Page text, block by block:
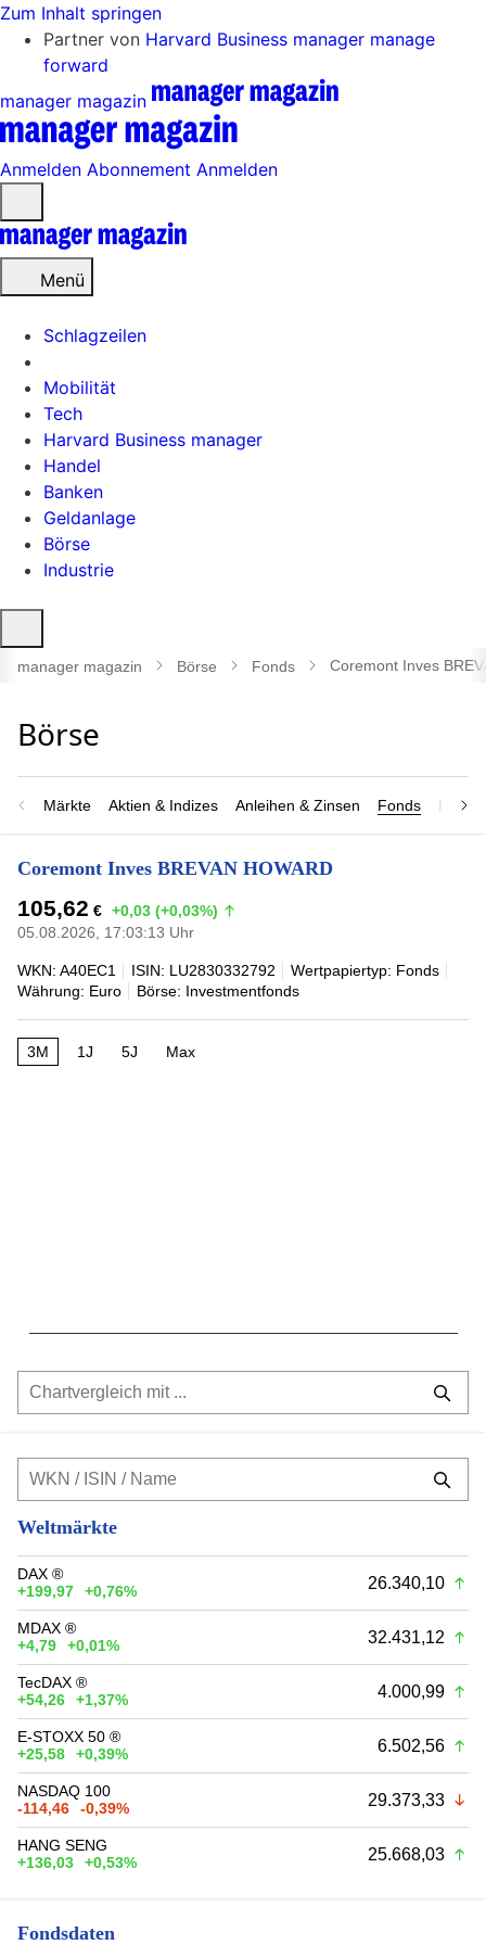
Zum Inhalt springen
Partner von Harvard Business manager manage
forward
manager magazin
Anmelden Abonnement Anmelden
öffnen
Menü
Schlagzeilen
Mobilität
Tech
Harvard Business manager
Handel
Banken
Geldanlage
Börse
Industrie
öffnen
manager magazin Börse Fonds Coremont Inves
Märkte Aktien & Indizes Anleihen & Zinsen Fonds
Coremont Inves BREVAN HOWARD
105,62 € +0,03 (+0,03%)
05.08.2026, 17:03:13 Uhr
WKN: A40EC1 ISIN: LU2830332792
Wertpapiertyp: Fonds
Währung: Euro
Börse: Investmentfonds
3M 1J 5J Max
Weltmärkte
DAX ®
+199,97
+0,76% 26.340,10
MDAX ®
+4,79
+0,01% 32.431,12
TecDAX ®
+54,26
+1,37% 4.000,99
E-STOXX 50 ®
+25,58
+0,39% 6.502,56
NASDAQ 100
-114,46
-0,39% 29.373,33
HANG SENG
+136,03
+0,53% 25.668,03
Fondsdaten